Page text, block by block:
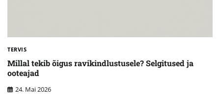
TERVIS
Millal tekib õigus ravikindlustusele? Selgitused ja
ooteajad
24. Mai 2026